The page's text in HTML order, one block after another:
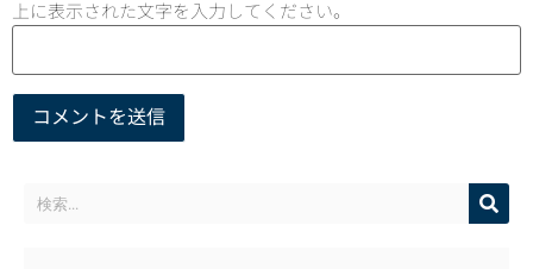
上に表示された文字を入力してください。